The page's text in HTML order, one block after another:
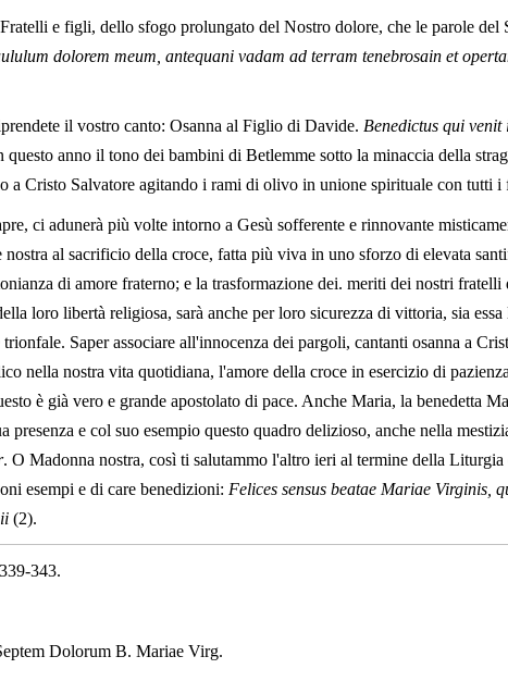
e figli, dello sfogo prolungato del Nostro dolore, che le parole del
dolorem meum, antequani vadam ad terram tenebrosain et
il vostro canto: Osanna al Figlio di Davide. Benedictus qui
anno il tono dei bambini di Betlemme sotto la minaccia della
a Cristo Salvatore agitando i rami di olivo in unione spirituale con tutti i
ci adunerà più volte intorno a Gesù sofferente e rinnovante
al sacrificio della croce, fatta più viva in uno sforzo di elevata
di amore fraterno; e la trasformazione dei. meriti dei nostri
loro libertà religiosa, sarà anche per loro sicurezza di vittoria, sia
Saper associare all'innocenza dei pargoli, cantanti osanna a
nella nostra vita quotidiana, l'amore della croce in esercizio di
è già vero e grande apostolato di pace. Anche Maria, la benedetta
presenza e col suo esempio questo quadro delizioso, anche nella
. O Madonna nostra, così ti salutammo l'altro ieri al termine della
esempi e di care benedizioni: Felices sensus beatae Mariae Virginis,
(2).
343.
Dolorum B. Mariae Virg.